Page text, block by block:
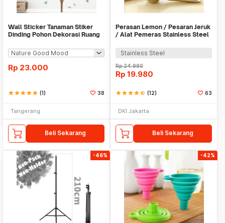
Wall Sticker Tanaman Stiker
Dinding Pohon Dekorasi Ruang
Rp 23.000
starstarstarstarstar (1) 38
Tangerang
Beli Sekarang
Perasan Lemon / Pesaran Jeruk
/ Alat Pemeras Stainless Steel
Stainless Steel
Rp24.980
Rp 19.980
starstarstarstarstar_half (12) 63
DKI Jakarta
Beli Sekarang
-46% -42%